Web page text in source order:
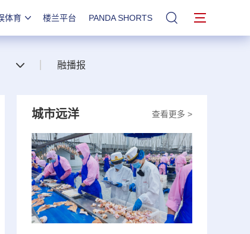
体育 楼兰平台 PANDA SHORTS 站内搜索
融播报
查看更多 >
城市远洋